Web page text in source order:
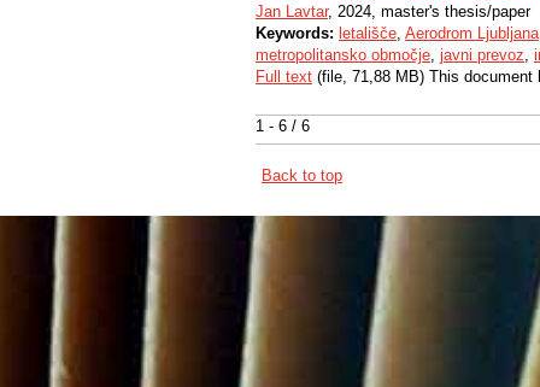
1 - 6 / 6
Jan Lavtar, 2024, master's thesis/paper
Keywords: letališče, Aerodrom Ljubljana
metropolitansko območje, javni prevoz,
Full text (file, 71,88 MB) This
Back to top